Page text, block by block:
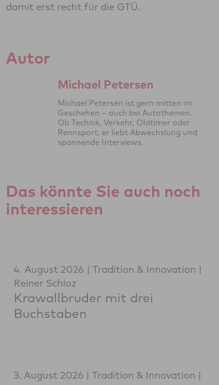
damit erst recht für die GTÜ.
Autor
Michael Petersen
Michael Petersen ist gern mitten im
Geschehen – auch bei Autothemen.
Ob Technik, Verkehr, Oldtimer oder
Rennsport, er liebt Abwechslung und
spannende Interviews.
Das könnte Sie auch noch
interessieren
4. August 2026
Tradition & Innovation
Reiner Schloz
Krawallbruder mit drei
Buchstaben
3. August 2026
Tradition & Innovation